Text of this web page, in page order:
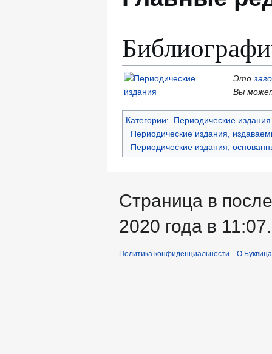
Это
Вы
Категории:
Периодические
Периодические издания,
Периодические издания,
Страница в
2020 года в 11:07.
Политика конфиденциальности О Буквица